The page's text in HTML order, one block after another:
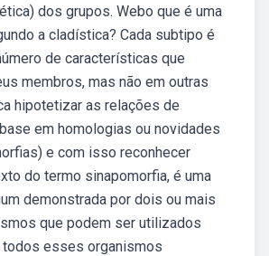
dos grupos. Webo que é uma
a cladística? Cada subtipo é
de características que
membros, mas não em outras
hipotetizar as relações de
em homologias ou novidades
e com isso reconhecer
do termo sinapomorfia, é uma
demonstrada por dois ou mais
que podem ser utilizados
todos esses organismos